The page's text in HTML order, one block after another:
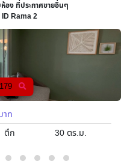
อง ที่ประกาศขายอื่นๆ
Rama 2
าท
ตึก 34 ตร.ม.